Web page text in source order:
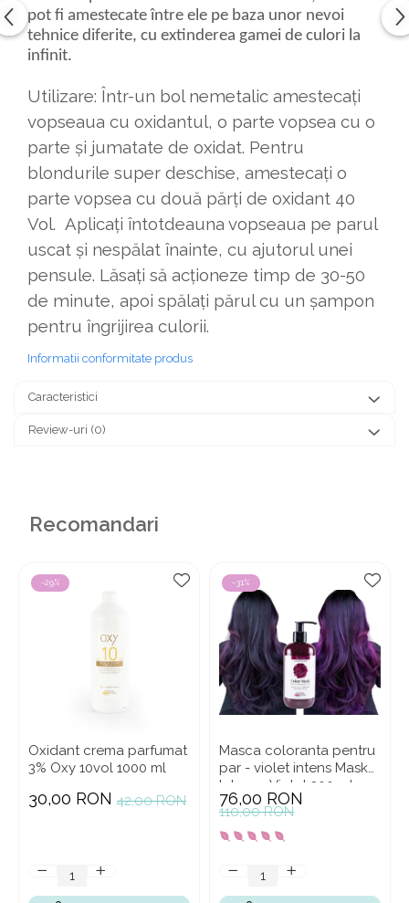
pot fi amestecate între ele pe baza unor nevoi
tehnice diferite, cu extinderea gamei de culori la
infinit.
Utilizare: Într-un bol nemetalic amestecați
vopseaua cu oxidantul, o parte vopsea cu o
parte și jumatate de oxidat. Pentru
blondurile super deschise, amestecați o
parte vopsea cu două părți de oxidant 40
Vol. Aplicați întotdeauna vopseaua pe parul
uscat și nespălat înainte, cu ajutorul unei
pensule. Lăsați să acționeze timp de 30-50
de minute, apoi spălați părul cu un șampon
pentru îngrijirea culorii.
Informatii conformitate produs
Caracteristici
Review-uri (0)
Recomandari
-29%
Oxidant crema parfumat
3% Oxy 10vol 1000 ml
42,00 RON
30,00 RON
-31%
Masca coloranta pentru
par - violet intens Mask
Intense Violet 300 ml
110,00 RON
76,00 RON